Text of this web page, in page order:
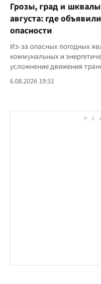
Грозы, град и
августа: где
опасности
Из-за опасных погодных
коммунальных и
усложнение движения
6.08.2026 19:31